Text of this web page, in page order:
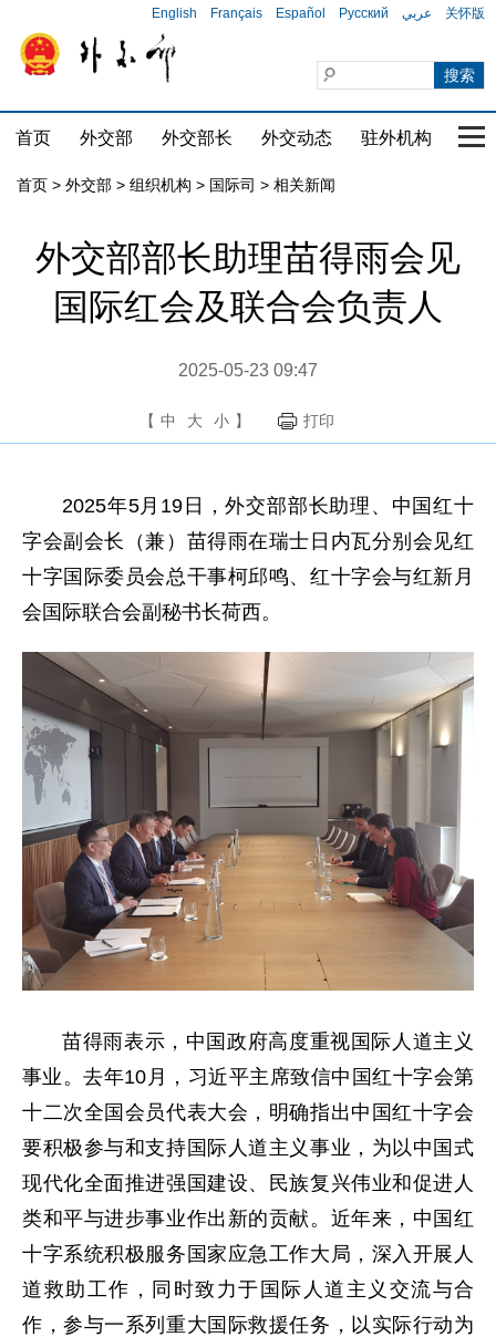
English Français Español Русский عربي 关怀版
首页 外交部 外交部长 外交动态 驻外机构 国
首页 > 外交部 > 组织机构 > 国际司 > 相关新闻
外交部部长助理苗得雨会见
国际红会及联合会负责人
2025-05-23 09:47
【 中 大 小 】 打印
2025年5月19日，外交部部长助理、中国红十
字会副会长（兼）苗得雨在瑞士日内瓦分别会见红
十字国际委员会总干事柯邱鸣、红十字会与红新月
会国际联合会副秘书长荷西。
苗得雨表示，中国政府高度重视国际人道主义
事业。去年10月，习近平主席致信中国红十字会第
十二次全国会员代表大会，明确指出中国红十字会
要积极参与和支持国际人道主义事业，为以中国式
现代化全面推进强国建设、民族复兴伟业和促进人
类和平与进步事业作出新的贡献。近年来，中国红
十字系统积极服务国家应急工作大局，深入开展人
道救助工作，同时致力于国际人道主义交流与合
作，参与一系列重大国际救援任务，以实际行动为